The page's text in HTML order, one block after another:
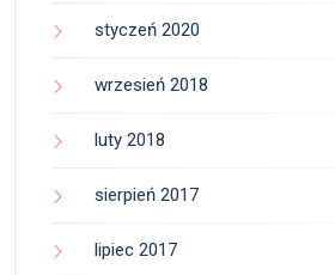
styczeń 2020
wrzesień 2018
luty 2018
sierpień 2017
lipiec 2017